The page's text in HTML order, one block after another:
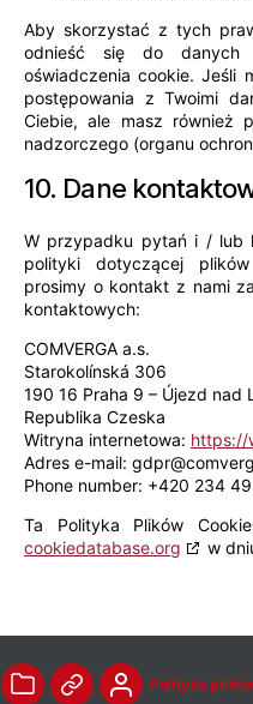
Aby skorzystać z tych
odnieść się do danych
oświadczenia cookie. Jeśli
postępowania z Twoimi
Ciebie, ale masz również
nadzorczego (organu
10. Dane
W przypadku pytań i / lub
polityki dotyczącej
prosimy o kontakt z nami
kontaktowych:
COMVERGA a.s.
Starokolínská 306
190 16 Praha 9 – Újezd nad
Republika Czeska
Witryna internetowa: https://
Adres e-mail: gdpr@
Phone number: +420 234
Ta Polityka Plików
cookiedatabase.org
w
teczkapołączyćużytkownik
Polityka